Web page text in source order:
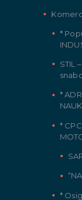
*
STIL
*
*
*